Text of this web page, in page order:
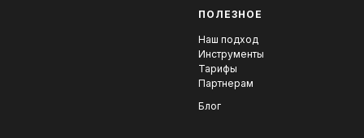
ПОЛЕЗНОЕ
Наш подход
Инструменты
Тарифы
Партнерам
Блог